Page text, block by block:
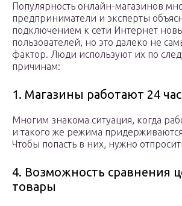
Популярность онлайн-магазинов
предприниматели и эксперты
подключением к сети Интернет
пользователей, но это далеко не
фактор. Люди используют их по
причинам:
1. Магазины работают 24
Многим знакома ситуация, когда
и такого же режима
Чтобы попасть в них, нужно
4. Возможность сравнения
товары